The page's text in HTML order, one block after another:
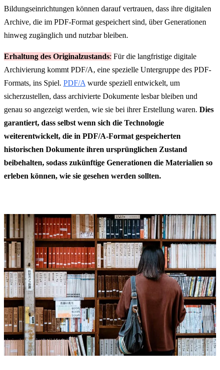
Bildungseinrichtungen können darauf vertrauen, dass ihre digitalen
Archive, die im PDF-Format gespeichert sind, über Generationen
hinweg zugänglich und nutzbar bleiben.
Erhaltung des Originalzustands: Für die langfristige digitale
Archivierung kommt PDF/A, eine spezielle Untergruppe des PDF-
Formats, ins Spiel. PDF/A wurde speziell entwickelt, um
sicherzustellen, dass archivierte Dokumente lesbar bleiben und
genau so angezeigt werden, wie sie bei ihrer Erstellung waren. Dies
garantiert, dass selbst wenn sich die Technologie
weiterentwickelt, die in PDF/A-Format gespeicherten
historischen Dokumente ihren ursprünglichen Zustand
beibehalten, sodass zukünftige Generationen die Materialien so
erleben können, wie sie gesehen werden sollten.